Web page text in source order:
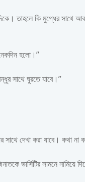
তাহলে কি মুগ্ধের সাথে
হলো।”
সাথে ঘুরতে যাবে।”
দেখা করা যাবে। কথা না
ভার্সিটির সামনে নামিয়ে